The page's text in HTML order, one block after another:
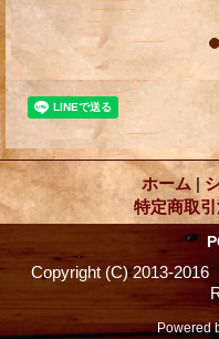
ホーム |
特定商取
Copyright (C) 2013-2016
Powered